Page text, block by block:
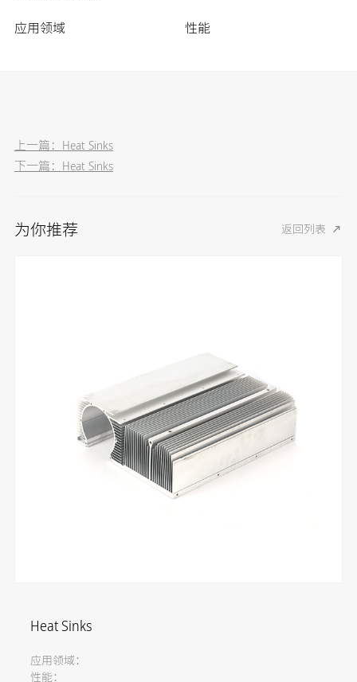
应用领域 性能
上一篇：
Heat Sinks
下一篇：
Heat Sinks
为你推荐 返回列表
Heat Sinks
应用领域：
性能：